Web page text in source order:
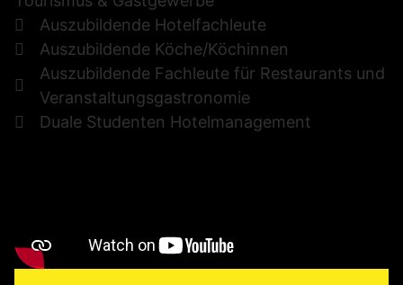
Auszubildende Hotelfachleute
Auszubildende Köche/Köchinnen
Auszubildende Fachleute für Restaurants und
Veranstaltungsgastronomie
Duale Studenten Hotelmanagement